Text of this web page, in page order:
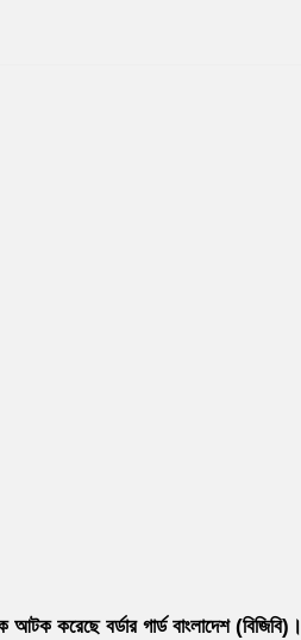
করেছে বর্ডার গার্ড বাংলাদেশ (বিজিবি)।